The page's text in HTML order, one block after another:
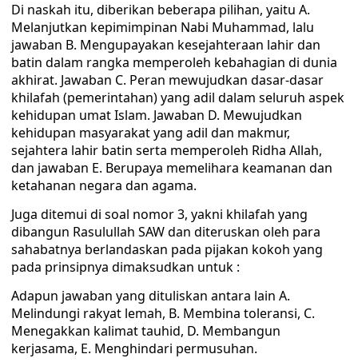
Di naskah itu, diberikan beberapa pilihan, yaitu A.
Melanjutkan kepimimpinan Nabi Muhammad, lalu
jawaban B. Mengupayakan kesejahteraan lahir dan
batin dalam rangka memperoleh kebahagian di dunia
akhirat. Jawaban C. Peran mewujudkan dasar-dasar
khilafah (pemerintahan) yang adil dalam seluruh aspek
kehidupan umat Islam. Jawaban D. Mewujudkan
kehidupan masyarakat yang adil dan makmur,
sejahtera lahir batin serta memperoleh Ridha Allah,
dan jawaban E. Berupaya memelihara keamanan dan
ketahanan negara dan agama.
Juga ditemui di soal nomor 3, yakni khilafah yang
dibangun Rasulullah SAW dan diteruskan oleh para
sahabatnya berlandaskan pada pijakan kokoh yang
pada prinsipnya dimaksudkan untuk :
Adapun jawaban yang dituliskan antara lain A.
Melindungi rakyat lemah, B. Membina toleransi, C.
Menegakkan kalimat tauhid, D. Membangun
kerjasama, E. Menghindari permusuhan.